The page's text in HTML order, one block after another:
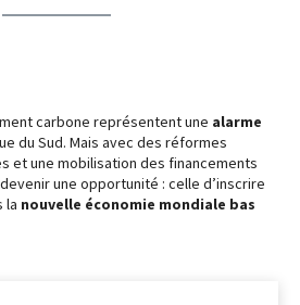
carbone représentent une alarme
du Sud. Mais avec des réformes
et une mobilisation des financements
une opportunité : celle d’inscrire
la nouvelle économie mondiale bas